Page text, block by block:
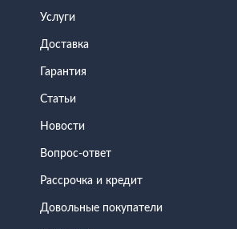
Услуги
Доставка
Гарантия
Статьи
Новости
Вопрос-ответ
Рассрочка и кредит
Довольные покупатели